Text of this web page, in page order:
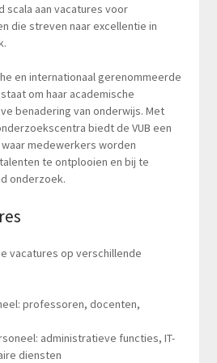
scala aan vacatures voor
die streven naar excellentie in
en internationaal gerenommeerde
om haar academische
benadering van onderwijs. Met
biedt de VUB een
medewerkers worden
te ontplooien en bij te
onderzoek.
vacatures op verschillende
professoren, docenten,
administratieve functies, IT-
diensten